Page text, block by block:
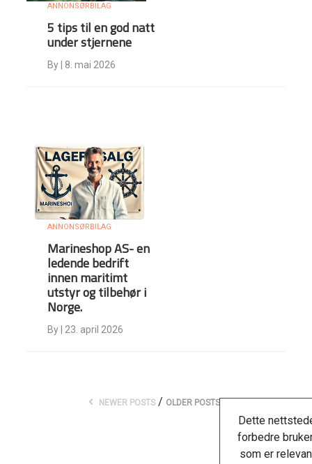
ANNONSØRBILAG
5 tips til en god natt
under stjernene
By 8. mai 2026
ANNONSØRBILAG
Marineshop AS- en
ledende bedrift
innen maritimt
utstyr og tilbehør i
Norge.
By 23. april 2026
NEWER POSTS / OLDER POSTS
Dette
forbedre
som er